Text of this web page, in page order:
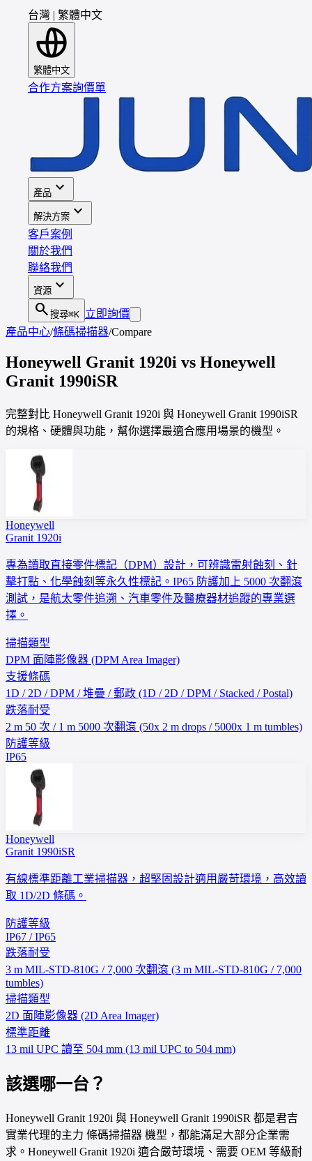
台灣 | 繁體中文
繁體中文
合作方案詢價單
產品 expand_more
解決方案 expand_more
客戶案例
關於我們
聯絡我們
資源 expand_more
search 搜尋⌘K 立即詢價
產品中心/條碼掃描器/Compare
Honeywell Granit 1920i vs Honeywell
Granit 1990iSR
完整對比 Honeywell Granit 1920i 與 Honeywell Granit 1990iSR
的規格、硬體與功能，幫你選擇最適合應用場景的機型。
Honeywell
Granit 1920i
專為讀取直接零件標記（DPM）設計，可辨識雷射蝕刻、針
擊打點、化學蝕刻等永久性標記。IP65 防護加上 5000 次翻滾
測試，是航太零件追溯、汽車零件及醫療器材追蹤的專業選
擇。
掃描類型
DPM 面陣影像器 (DPM Area Imager)
支援條碼
1D / 2D / DPM / 堆疊 / 郵政 (1D / 2D / DPM / Stacked / Postal)
跌落耐受
2 m 50 次 / 1 m 5000 次翻滾 (50x 2 m drops / 5000x 1 m tumbles)
防護等級
IP65
Honeywell
Granit 1990iSR
有線標準距離工業掃描器，超堅固設計適用嚴苛環境，高效讀
取 1D/2D 條碼。
防護等級
IP67 / IP65
跌落耐受
3 m MIL-STD-810G / 7,000 次翻滾 (3 m MIL-STD-810G / 7,000
tumbles)
掃描類型
2D 面陣影像器 (2D Area Imager)
標準距離
13 mil UPC 讀至 504 mm (13 mil UPC to 504 mm)
該選哪一台？
Honeywell Granit 1920i 與 Honeywell Granit 1990iSR 都是君吉
實業代理的主力 條碼掃描器 機型，都能滿足大部分企業需
求。Honeywell Granit 1920i 適合嚴苛環境、需要 OEM 等級耐